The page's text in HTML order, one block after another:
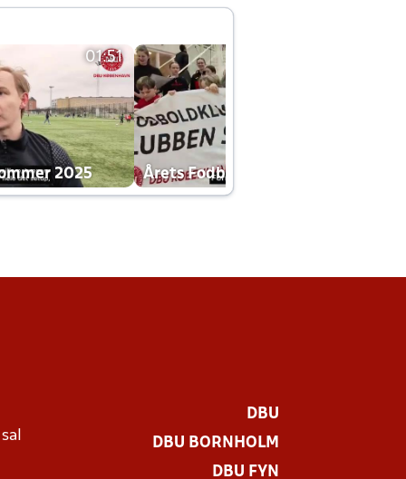
01:51
2025 Årets Fodboldklub 2025 mp4
DBU
DBU BORNHOLM
DBU FYN